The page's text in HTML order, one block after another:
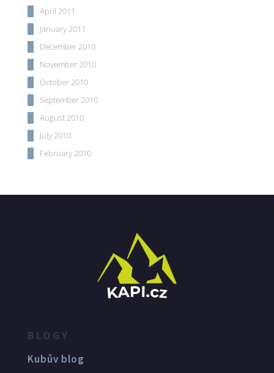
April 2011
January 2011
December 2010
November 2010
October 2010
September 2010
August 2010
July 2010
February 2010
BLOGY
Kubův blog